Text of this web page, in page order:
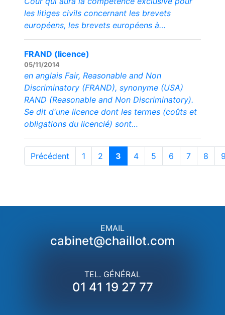
les litiges civils concernant les brevets
européens, les brevets européens à…
FRAND (licence)
05/11/2014
en anglais Fair, Reasonable and Non
Discriminatory (FRAND), synonyme (USA)
RAND (Reasonable and Non Discriminatory).
Se dit d'une licence dont les termes (coûts et
obligations du licencié) sont…
Précédent 1 2 3 4 5 6 7 8
EMAIL
cabinet@chaillot.com
TEL. GÉNÉRAL
01 41 19 27 77